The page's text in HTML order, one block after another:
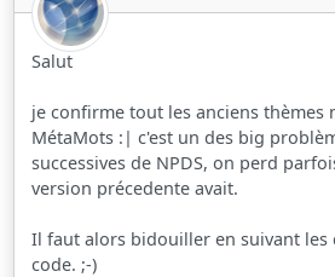
Salut
je confirme tout les anciens thèmes
MétaMots :| c'est un des big
successives de NPDS, on perd
version précedente avait.
Il faut alors bidouiller en suivant les
code. ;-)